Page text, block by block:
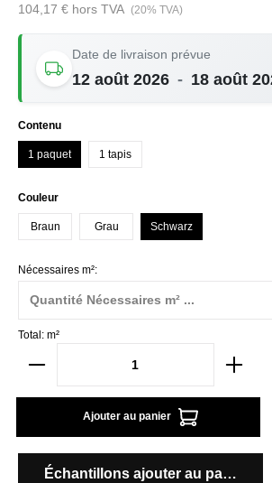
104,17 € hors TVA (20% TVA)
Date de livraison prévue
12 août 2026 - 18 août
Sélectionnez
Contenu
1 paquet 1 tapis
Sélectionnez
Couleur
Braun Grau Schwarz
Nécessaires m²:
Total: m²
Ajouter au panier
Échantillons ajouter au panier